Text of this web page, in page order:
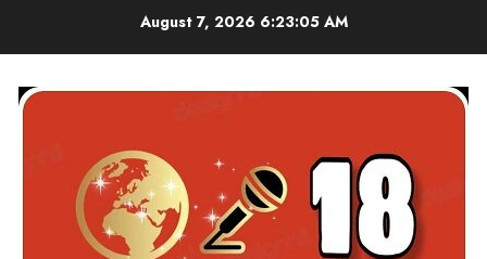
August 7, 2026 6:23:06 AM